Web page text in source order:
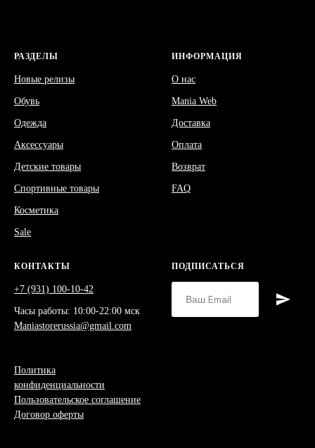
РАЗДЕЛЫ
Новые релизы
Обувь
Одежда
Аксессуары
Детские товары
Спортивные товары
Косметика
Sale
ИНФОРМАЦИЯ
О нас
Mania Web
Доставка
Оплата
Возврат
FAQ
КОНТАКТЫ
+7 (931) 100-10-42
Часы работы: 10:00-22:00 мск
Maniastorerussia@gmail.com
Политика
конфиденциальности
Пользовательское соглашение
Договор оферты
ПОДПИСАТЬСЯ